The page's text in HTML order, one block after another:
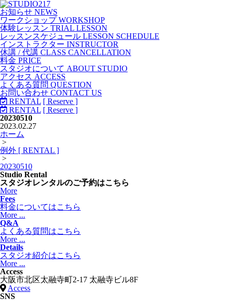
お知らせ NEWS
ワークショップ WORKSHOP
体験レッスン TRIAL LESSON
レッスンスケジュール LESSON SCHEDULE
インストラクター INSTRUCTOR
休講 / 代講 CLASS CANCELLATION
料金 PRICE
スタジオについて ABOUT STUDIO
アクセス ACCESS
よくある質問 QUESTION
お問い合わせ CONTACT US
RENTAL [ Reserve ]
RENTAL [ Reserve ]
20230510
2023.02.27
ホーム
>
例外 [ RENTAL ]
>
20230510
Studio Rental
スタジオレンタルのご予約はこちら
More
Fees
料金についてはこちら
More ...
Q&A
よくある質問はこちら
More ...
Details
スタジオ紹介はこちら
More ...
Access
大阪市北区太融寺町2-17 太融寺ビル8F
Access
SNS